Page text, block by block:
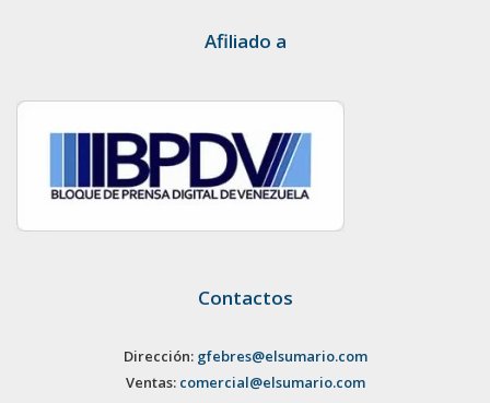
Afiliado a
Contactos
Dirección: gfebres@elsumario.com
Ventas: comercial@elsumario.com